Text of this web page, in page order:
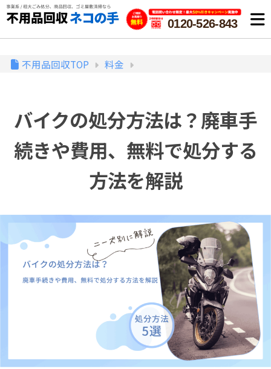
0120-526-843
不用品回収TOP 料金
バイクの処分方法は？廃車手
続きや費用、無料で処分する
方法を解説